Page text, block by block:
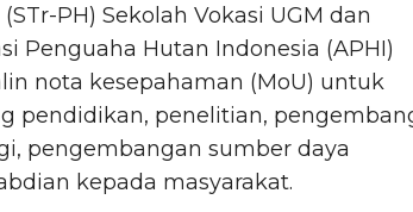
PH) Sekolah Vokasi UGM dan
Penguaha Hutan Indonesia (APHI)
nota kesepahaman (MoU) untuk
pendidikan, penelitian,
pengembangan sumber daya
kepada masyarakat.